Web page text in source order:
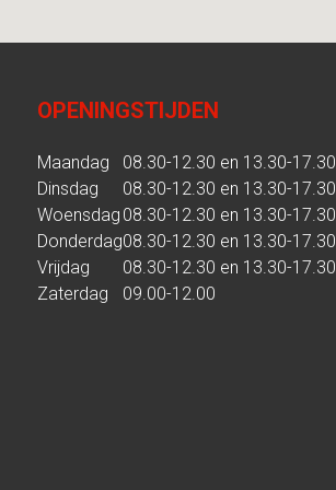
OPENINGSTIJDEN
Maandag
08.30-12.30 en 13.30-17.30
Dinsdag
08.30-12.30 en 13.30-17.30
Woensdag 08.30-12.30 en 13.30-17.30
Donderdag08.30-12.30 en 13.30-17.30
Vrijdag
08.30-12.30 en 13.30-17.30
Zaterdag
09.00-12.00